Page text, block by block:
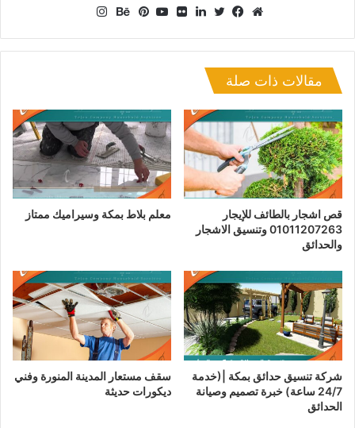
الويب
من
مقالات ذات صلة
قص اشجار بالطائف للإيجار
01011207263 وتنسيق الاشجار
والحدائق
معلم بلاط بمكة وسيراميك ممتاز
شركة تنسيق حدائق بمكة |(خدمة
24/7 ساعة) خبرة تصميم وصيانة
الحدائق
سقف مستعار المدينة المنورة وفني
ديكورات حديثة